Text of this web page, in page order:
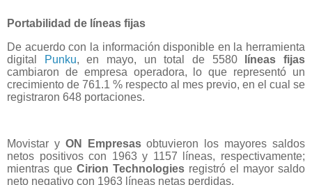
Portabilidad de líneas fijas
De acuerdo con la información disponible en la herramienta
digital
Punku, en mayo, un total de 5580
líneas fijas
cambiaron de empresa operadora, lo que representó un
crecimiento de 761.1 % respecto al mes previo, en el cual se
registraron 648 portaciones.
Movistar y ON Empresas obtuvieron los mayores saldos
netos positivos con 1963 y 1157 líneas, respectivamente;
mientras que Cirion Technologies registró el mayor saldo
neto negativo con 1963 líneas netas perdidas.